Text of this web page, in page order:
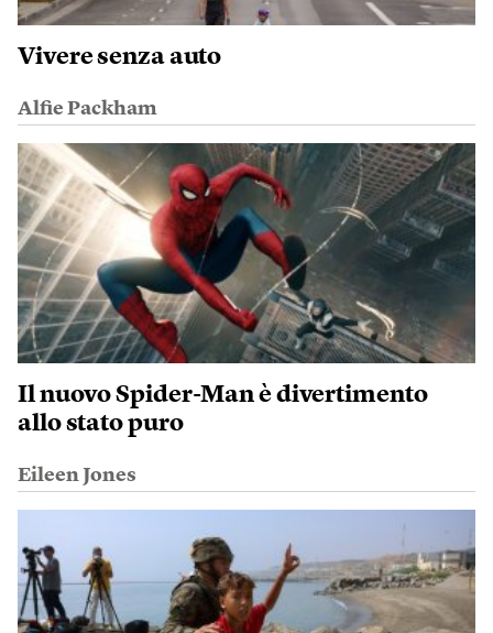
Vivere senza auto
Alfie Packham
Il nuovo Spider-Man è divertimento
allo stato puro
Eileen Jones